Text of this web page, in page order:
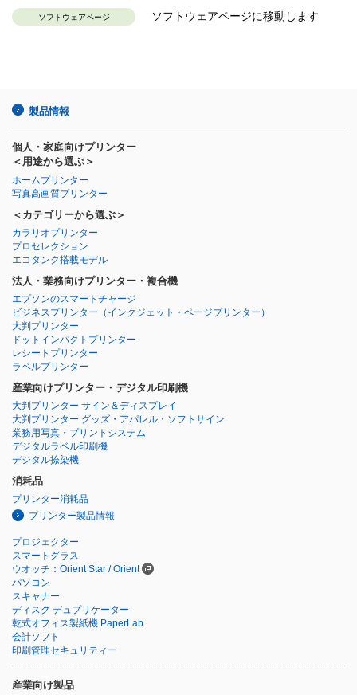
ソフトウェアページ ソフトウェアページに移動します
製品情報
個人・家庭向けプリンター
＜用途から選ぶ＞
ホームプリンター
写真高画質プリンター
＜カテゴリーから選ぶ＞
カラリオプリンター
プロセレクション
エコタンク搭載モデル
法人・業務向けプリンター・複合機
エプソンのスマートチャージ
ビジネスプリンター （インクジェット・ページプリンター）
大判プリンター
ドットインパクトプリンター
レシートプリンター
ラベルプリンター
産業向けプリンター・デジタル印刷機
大判プリンター サイン＆ディスプレイ
大判プリンター グッズ・アパレル・ソフトサイン
業務用写真・プリントシステム
デジタルラベル印刷機
デジタル捺染機
消耗品
プリンター消耗品
プリンター製品情報
プロジェクター
スマートグラス
ウオッチ：Orient Star / Orient
パソコン
スキャナー
ディスク デュプリケーター
乾式オフィス製紙機 PaperLab
会計ソフト
印刷管理セキュリティー
産業向け製品